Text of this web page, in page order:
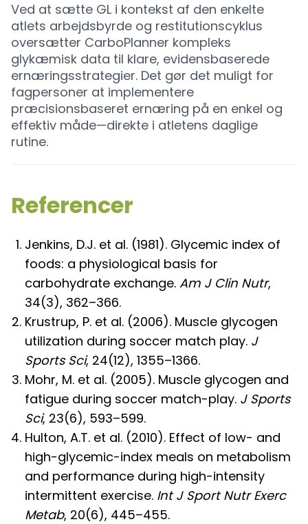
Ved at sætte GL i kontekst af den enkelte
atlets arbejdsbyrde og restitutionscyklus
oversætter CarboPlanner kompleks
glykæmisk data til klare, evidensbaserede
ernæringsstrategier. Det gør det muligt for
fagpersoner at implementere
præcisionsbaseret ernæring på en enkel og
effektiv måde—direkte i atletens daglige
rutine.
Referencer
Jenkins, D.J. et al. (1981). Glycemic index of
foods: a physiological basis for
carbohydrate exchange. Am J Clin Nutr,
34(3), 362–366.
Krustrup, P. et al. (2006). Muscle glycogen
utilization during soccer match play. J
Sports Sci, 24(12), 1355–1366.
Mohr, M. et al. (2005). Muscle glycogen and
fatigue during soccer match-play. J Sports
Sci, 23(6), 593–599.
Hulton, A.T. et al. (2010). Effect of low- and
high-glycemic-index meals on metabolism
and performance during high-intensity
intermittent exercise. Int J Sport Nutr Exerc
Metab, 20(6), 445–455.